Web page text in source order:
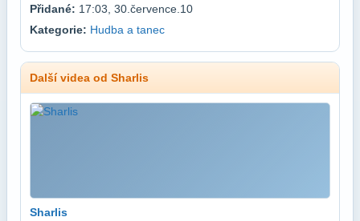
Přidané: 17:03, 30.července.10
Kategorie: Hudba a tanec
Další videa od Sharlis
Sharlis